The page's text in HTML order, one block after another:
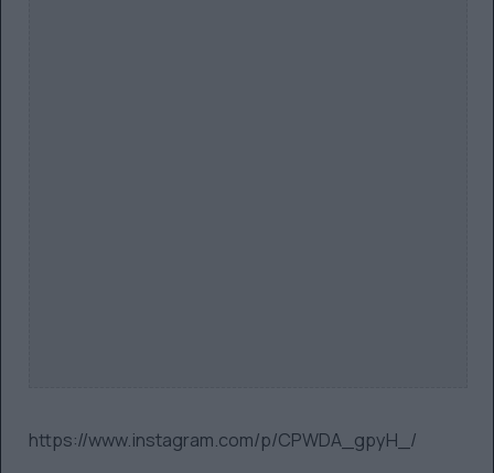
https://www.instagram.com/p/CPWDA_gpyH_/